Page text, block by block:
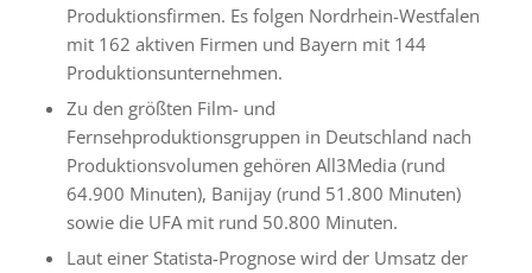
Produktionsfirmen. Es folgen Nordrhein-Westfalen
mit 162 aktiven Firmen und Bayern mit 144
Produktionsunternehmen.
Zu den größten Film- und
Fernsehproduktionsgruppen in Deutschland nach
Produktionsvolumen gehören All3Media (rund
64.900 Minuten), Banijay (rund 51.800 Minuten)
sowie die UFA mit rund 50.800 Minuten.
Laut einer Statista-Prognose wird der Umsatz der